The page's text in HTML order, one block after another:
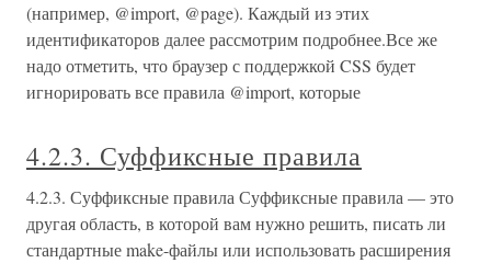
(например, @import, @page). Каждый из этих
идентификаторов далее рассмотрим подробнее.Все же
надо отметить, что браузер с поддержкой CSS будет
игнорировать все правила @import, которые
4.2.3. Суффиксные правила
4.2.3. Суффиксные правила Суффиксные правила — это
другая область, в которой вам нужно решить, писать ли
стандартные make-файлы или использовать расширения